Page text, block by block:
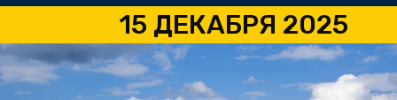
15 ДЕКАБРЯ 2025